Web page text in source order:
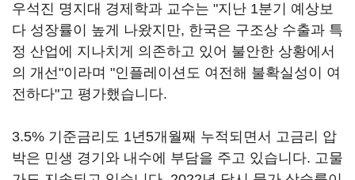
우석진 명지대 경제학과 교수는 "지난 1분기 예상보
다 성장률이 높게 나왔지만, 한국은 구조상 수출과 특
정 산업에 지나치게 의존하고 있어 불안한 상황에서
의 개선"이라며 "인플레이션도 여전해 불확실성이 여
전하다"고 평가했습니다.
3.5% 기준금리도 1년5개월째 누적되면서 고금리 압
박은 민생 경기와 내수에 부담을 주고 있습니다. 고물